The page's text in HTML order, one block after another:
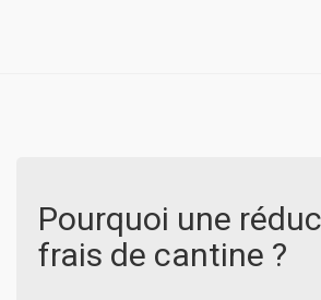
Pourquoi une
frais de cantine ?